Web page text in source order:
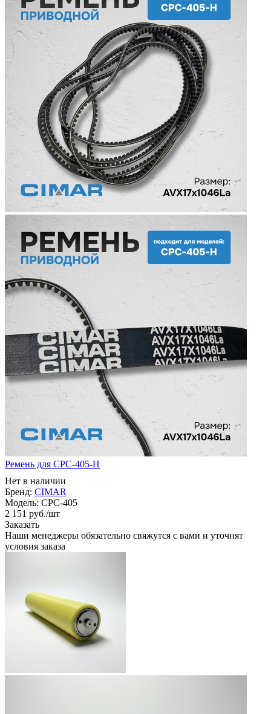
Ремень для CPC-405-H
Нет в наличии
Бренд: CIMAR
Модель: CPC-405
2 151 руб./шт
Заказать
Наши менеджеры обязательно свяжутся с вами и уточнят
условия заказа